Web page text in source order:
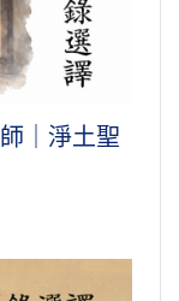
｜淨土聖